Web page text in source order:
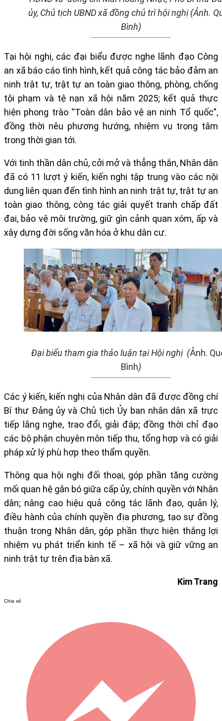
ủy, Chủ tịch UBND xã đồng chủ trì hội nghị (Ảnh.
Bình)
Tại hội nghị, các đại biểu được nghe lãnh đạo Công
an xã báo cáo tình hình, kết quả công tác bảo đảm an
ninh trật tự, trật tự an toàn giao thông, phòng, chống
tội phạm và tệ nạn xã hội năm 2025; kết quả thực
hiện phong trào “Toàn dân bảo vệ an ninh Tổ quốc”,
đồng thời nêu phương hướng, nhiệm vụ trọng tâm
trong thời gian tới.
Với tinh thần dân chủ, cởi mở và thẳng thắn, Nhân dân
đã có 11 lượt ý kiến, kiến nghị tập trung vào các nội
dung liên quan đến tình hình an ninh trật tự, trật tự an
toàn giao thông, công tác giải quyết tranh chấp đất
đai, bảo vệ môi trường, giữ gìn cảnh quan xóm, ấp và
xây dựng đời sống văn hóa ở khu dân cư.
Đại biểu tham gia thảo luận tại Hội nghị (Ảnh.
Bình)
Các ý kiến, kiến nghị của Nhân dân đã được đồng chí
Bí thư Đảng ủy và Chủ tịch Ủy ban nhân dân xã trực
tiếp lắng nghe, trao đổi, giải đáp; đồng thời chỉ đạo
các bộ phận chuyên môn tiếp thu, tổng hợp và có giải
pháp xử lý phù hợp theo thẩm quyền.
Thông qua hội nghị đối thoại, góp phần tăng cường
mối quan hệ gắn bó giữa cấp ủy, chính quyền với Nhân
dân; nâng cao hiệu quả công tác lãnh đạo, quản lý,
điều hành của chính quyền địa phương, tạo sự đồng
thuận trong Nhân dân, góp phần thực hiện thắng lợi
nhiệm vụ phát triển kinh tế – xã hội và giữ vững an
ninh trật tự trên địa bàn xã.
Kim Trang
Chia sẻ